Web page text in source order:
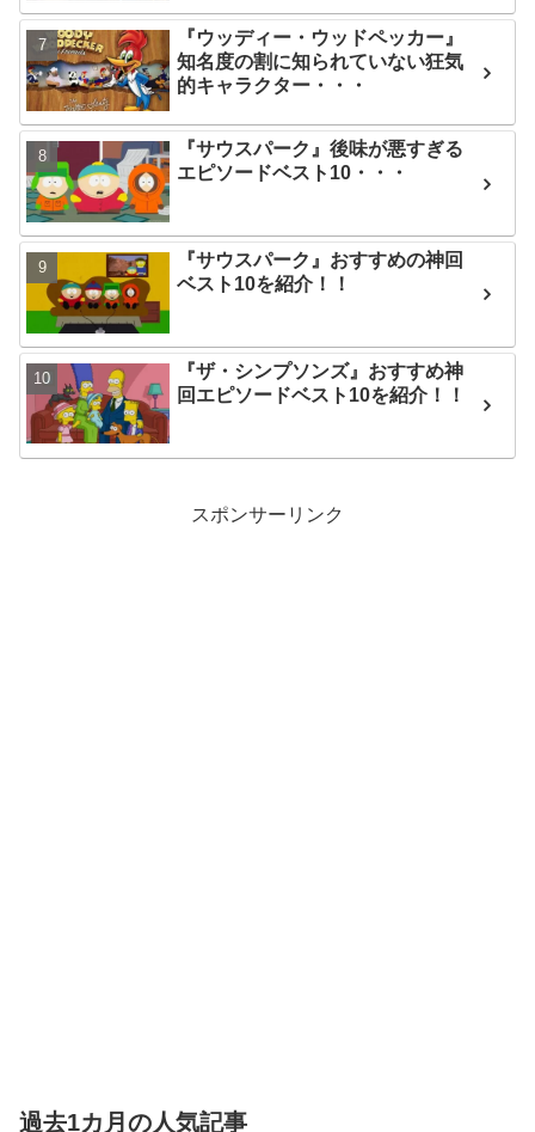
『ウッディー・ウッドペッカー』
知名度の割に知られていない狂気
的キャラクター・・・
『サウスパーク』後味が悪すぎる
エピソードベスト10・・・
『サウスパーク』おすすめの神回
ベスト10を紹介！！
『ザ・シンプソンズ』おすすめ神
回エピソードベスト10を紹介！！
スポンサーリンク
過去1カ月の人気記事